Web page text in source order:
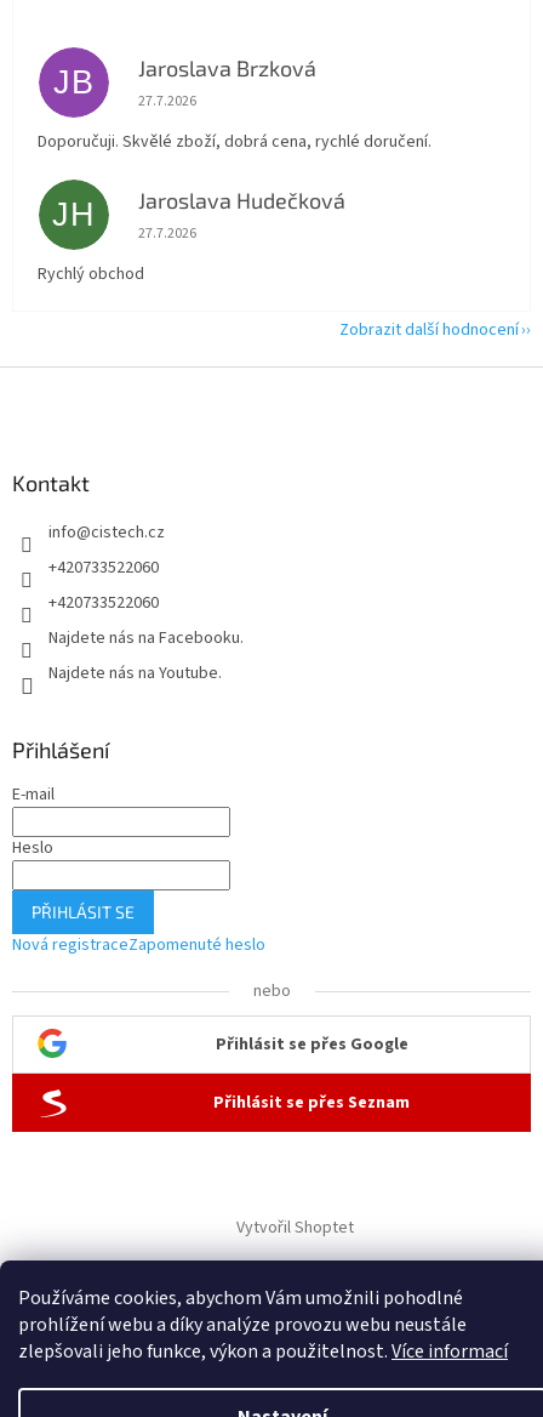
Používáme cookies, abychom Vám umožnili pohodlné
prohlížení webu a díky analýze provozu webu neustále
zlepšovali jeho funkce, výkon a použitelnost.Více informací
JB Jaroslava Brzková
Hodnocení obchodu je 5 z 5 hvězdiček.
27.7.2026
Doporučuji. Skvělé zboží, dobrá cena, rychlé doručení.
JH Jaroslava Hudečková
Hodnocení obchodu je 5 z 5 hvězdiček.
27.7.2026
Rychlý obchod
Zobrazit další hodnocení
Kontakt
info@cistech.cz
+420733522060
+420733522060
Najdete nás na Facebooku.
Najdete nás na Youtube.
Přihlášení
E-mail
Heslo
PŘIHLÁSIT SE
Nová registraceZapomenuté heslo
nebo
Přihlásit se přes Google
Přihlásit se přes Seznam
Vytvořil Shoptet
Copyright 2026ČisTech . Všechna práva vyhrazena.